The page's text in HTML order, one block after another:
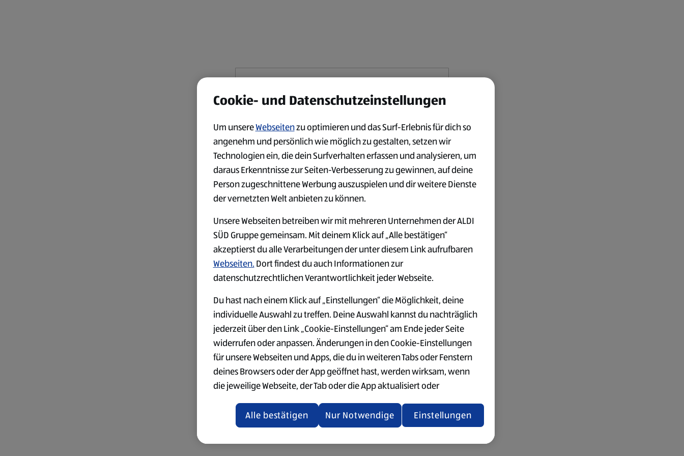
Diese Publikation ist offline
https://www.aldi-sued.de/prospekte
Fortfahren zum Link
Cookie- und Datenschutzeinstellungen
Um unsereWebseitenzu optimieren und das Surf-Erlebnis für dich so
angenehm und persönlich wie möglich zu gestalten, setzen wir
Technologien ein, die dein Surfverhalten erfassen und analysieren, um
daraus Erkenntnisse zur Seiten-Verbesserung zu gewinnen, auf deine
Person zugeschnittene Werbung auszuspielen und dir weitere Dienste
der vernetzten Welt anbieten zu können.
Unsere Webseiten betreiben wir mit mehreren Unternehmen der ALDI
SÜD Gruppe gemeinsam. Mit deinem Klick auf „Alle bestätigen“
akzeptierst du alle Verarbeitungen der unter diesem Link aufrufbaren
Webseiten.Dort findest du auch Informationen zur
datenschutzrechtlichen Verantwortlichkeit jeder Webseite.
Du hast nach einem Klick auf „Einstellungen“ die Möglichkeit, deine
individuelle Auswahl zu treffen. Deine Auswahl kannst du nachträglich
jederzeit über den Link „Cookie-Einstellungen“ am Ende jeder Seite
widerrufen oder anpassen. Änderungen in den Cookie-Einstellungen
für unsere Webseiten und Apps, die du in weiteren Tabs oder Fenstern
deines Browsers oder der App geöffnet hast, werden wirksam, wenn
die jeweilige Webseite, der Tab oder die App aktualisiert oder
geschlossen und anschließend wieder geöffnet werden.
Weitere Informationen stellen wir dir in unserer Datenschutzerklärung
Einstellungen
Nur Notwendige
Alle bestätigen